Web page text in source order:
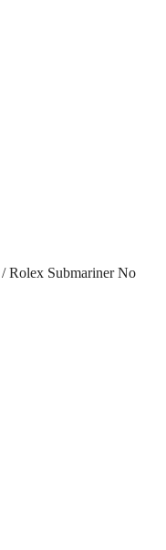
/ Rolex Submariner No